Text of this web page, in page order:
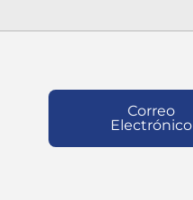
Correo
Electrónico